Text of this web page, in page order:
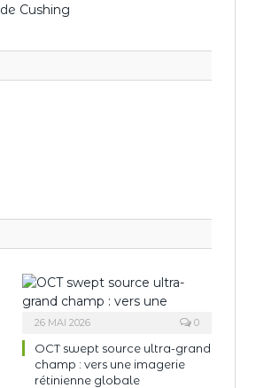
Cushing
26 MAI 2026 0
OCT swept source ultra-grand
champ : vers une imagerie
rétinienne globale